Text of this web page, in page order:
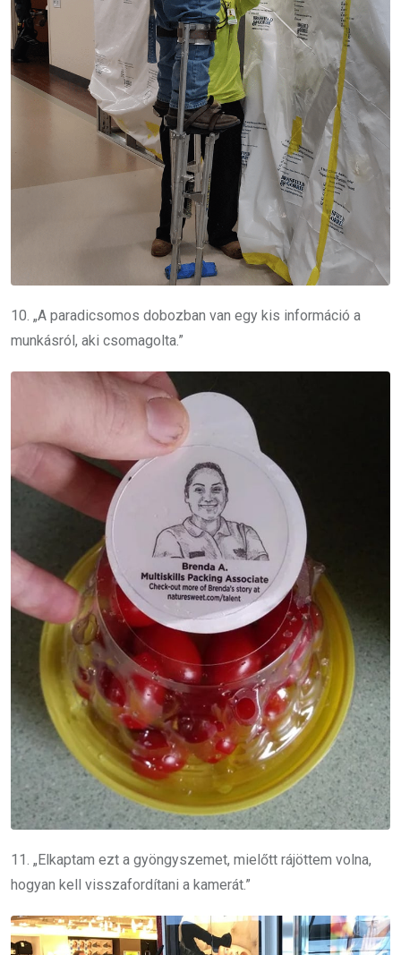
10. „A paradicsomos dobozban van egy kis információ a
munkásról, aki csomagolta.”
11. „Elkaptam ezt a gyöngyszemet, mielőtt rájöttem volna,
hogyan kell visszafordítani a kamerát.”